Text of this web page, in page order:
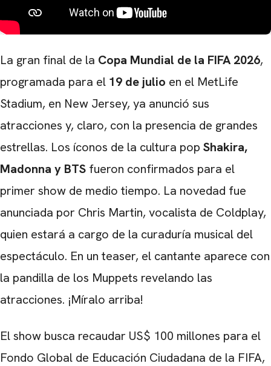
La gran final de la Copa Mundial de la FIFA 2026,
programada para el 19 de julio en el MetLife
Stadium, en New Jersey, ya anunció sus
atracciones y, claro, con la presencia de grandes
estrellas. Los íconos de la cultura pop Shakira,
Madonna y BTS fueron confirmados para el
primer show de medio tiempo. La novedad fue
anunciada por Chris Martin, vocalista de Coldplay,
quien estará a cargo de la curaduría musical del
espectáculo. En un teaser, el cantante aparece con
la pandilla de los Muppets revelando las
atracciones. ¡Míralo arriba!
El show busca recaudar US$ 100 millones para el
Fondo Global de Educación Ciudadana de la FIFA,